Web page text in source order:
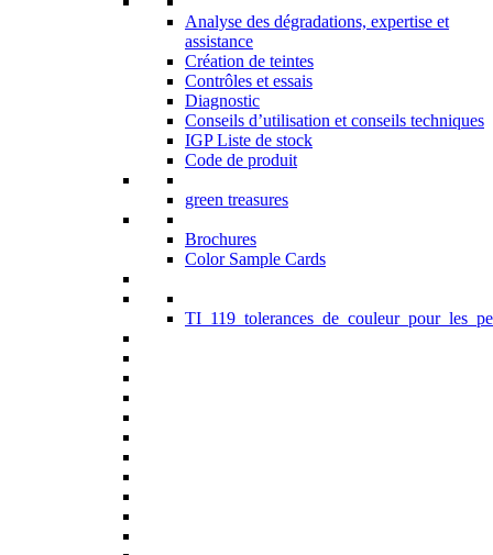
Analyse des dégradations, expertise et
assistance
Création de teintes
Contrôles et essais
Diagnostic
Conseils d’utilisation et conseils techniques
IGP Liste de stock
Code de produit
green treasures
Brochures
Color Sample Cards